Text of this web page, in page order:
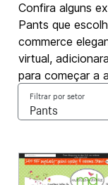
Confira alguns
Pants que
commerce
virtual,
para começar a
Filtrar por setor